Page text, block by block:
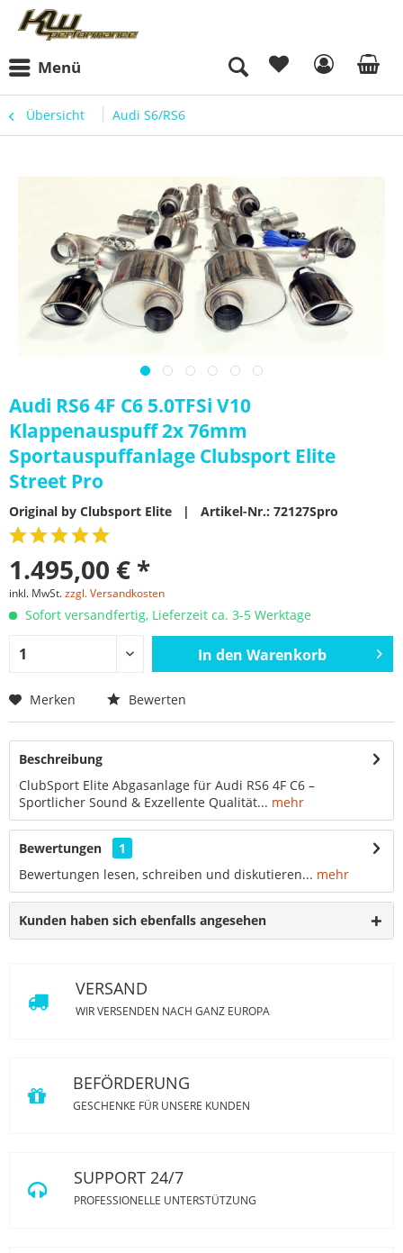
Menü
Übersicht Audi S6/RS6
Audi RS6 4F C6 5.0TFSi V10
Klappenauspuff 2x 76mm
Sportauspuffanlage Clubsport Elite
Street Pro
Original by Clubsport Elite | Artikel-Nr.: 72127Spro
1.495,00 € *
inkl. MwSt.zzgl. Versandkosten
Sofort versandfertig, Lieferzeit ca. 3-5 Werktage
In den Warenkorb
Merken Bewerten
Beschreibung
ClubSport Elite Abgasanlage für Audi RS6 4F C6 –
Sportlicher Sound & Exzellente Qualität... mehr
Bewertungen
1
Bewertungen lesen, schreiben und diskutieren... mehr
Kunden haben sich ebenfalls angesehen
VERSAND
WIR VERSENDEN NACH GANZ EUROPA
BEFÖRDERUNG
GESCHENKE FÜR UNSERE KUNDEN
SUPPORT 24/7
PROFESSIONELLE UNTERSTÜTZUNG